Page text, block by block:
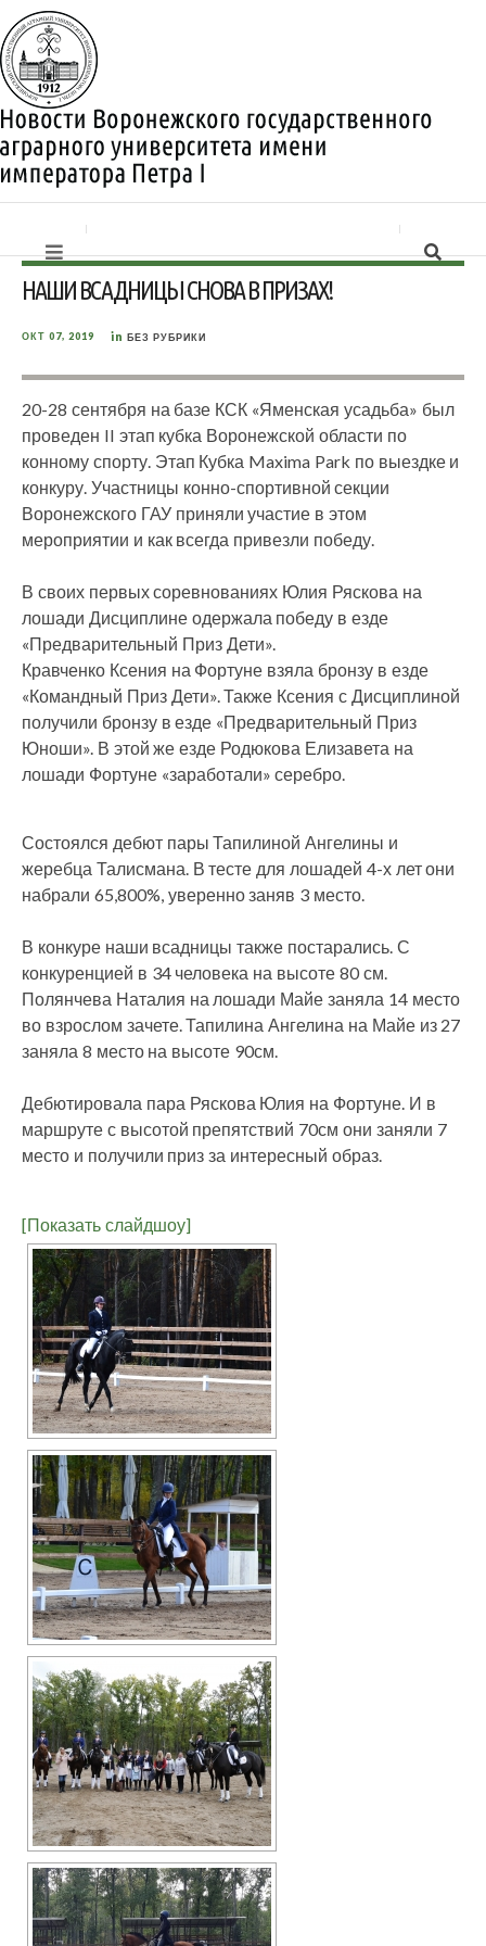
НАШИ ВСАДНИЦЫ СНОВА В ПРИЗАХ!
ОКТ 07, 2019 in БЕЗ РУБРИКИ
20-28 сентября на базе КСК «Яменская усадьба» был
проведен II этап кубка Воронежской области по
конному спорту. Этап Кубка Maxima Park по выездке и
конкуру. Участницы конно-спортивной секции
Воронежского ГАУ приняли участие в этом
мероприятии и как всегда привезли победу.
В своих первых соревнованиях Юлия Ряскова на
лошади Дисциплине одержала победу в езде
«Предварительный Приз Дети».
Кравченко Ксения на Фортуне взяла бронзу в езде
«Командный Приз Дети». Также Ксения с Дисциплиной
получили бронзу в езде «Предварительный Приз
Юноши». В этой же езде Родюкова Елизавета на
лошади Фортуне «заработали» серебро.
Состоялся дебют пары Тапилиной Ангелины и
жеребца Талисмана. В тесте для лошадей 4-х лет они
набрали 65,800%, уверенно заняв 3 место.
В конкуре наши всадницы также постарались. С
конкуренцией в 34 человека на высоте 80 см.
Полянчева Наталия на лошади Майе заняла 14 место
во взрослом зачете. Тапилина Ангелина на Майе из 27
заняла 8 место на высоте 90см.
Дебютировала пара Ряскова Юлия на Фортуне. И в
маршруте с высотой препятствий 70см они заняли 7
место и получили приз за интересный образ.
[Показать слайдшоу]